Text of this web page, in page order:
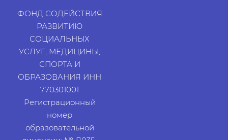
ФОНД СОДЕЙСТВИЯ
РАЗВИТИЮ
СОЦИАЛЬНЫХ
УСЛУГ, МЕДИЦИНЫ,
СПОРТА И
ОБРАЗОВАНИЯ ИНН
770301001
Регистрационный
номер
образовательной